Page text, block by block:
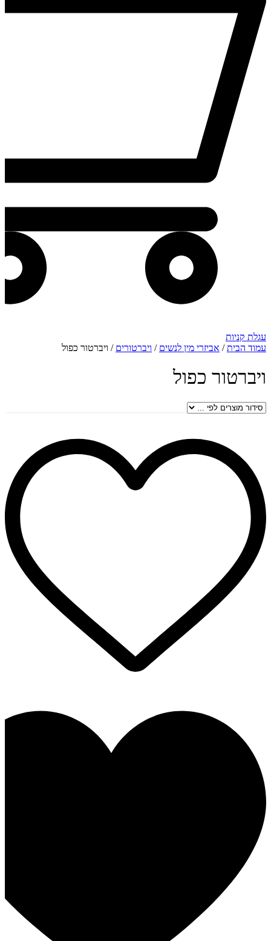
עגלת קניות
עמוד הבית/ אביזרי מין לנשים / ויברטורים / ויברטור כפול
ויברטור כפול